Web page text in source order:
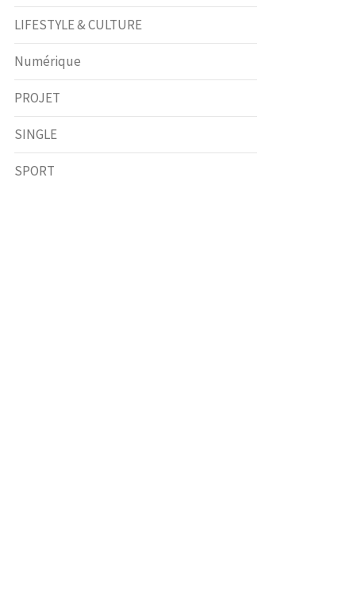
LIFESTYLE & CULTURE
Numérique
PROJET
SINGLE
SPORT